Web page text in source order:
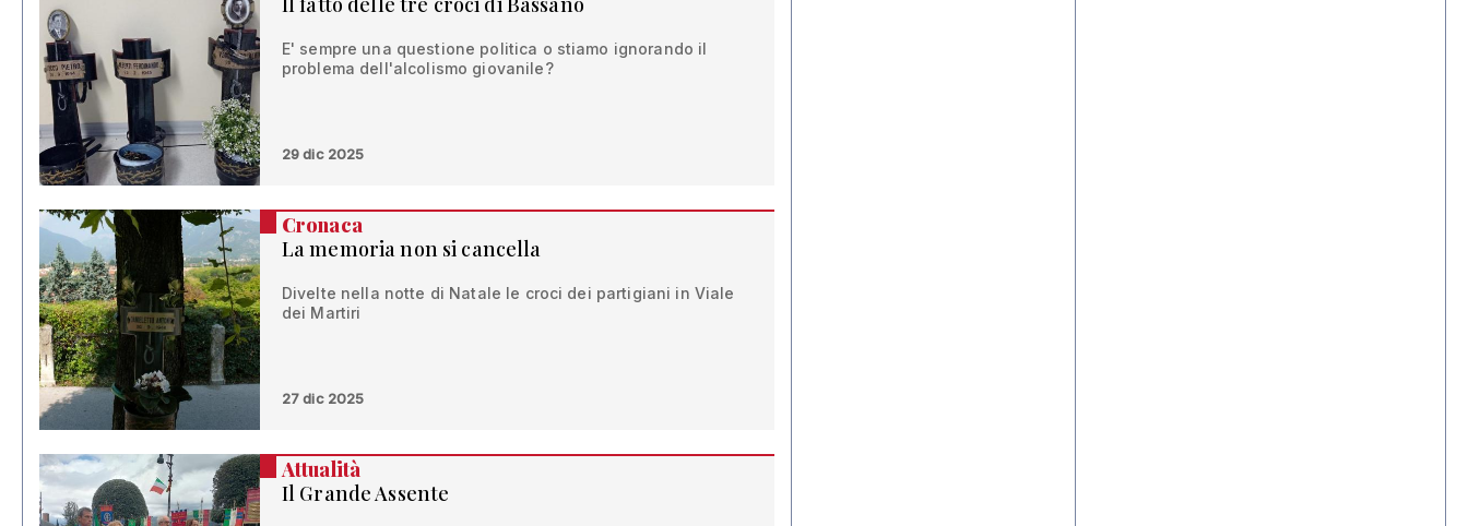
E' sempre una questione politica o stiamo ignorando il
problema dell'alcolismo giovanile?
29 dic 2025
Cronaca
La memoria non si cancella
Divelte nella notte di Natale le croci dei partigiani in Viale
dei Martiri
27 dic 2025
Attualità
Il Grande Assente